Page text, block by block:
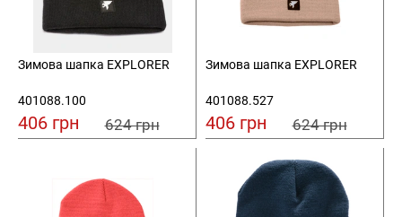
Зимова шапка EXPLORER
401088.100
406 грн 624 грн
Зимова шапка EXPLORER
401088.527
406 грн 624 грн